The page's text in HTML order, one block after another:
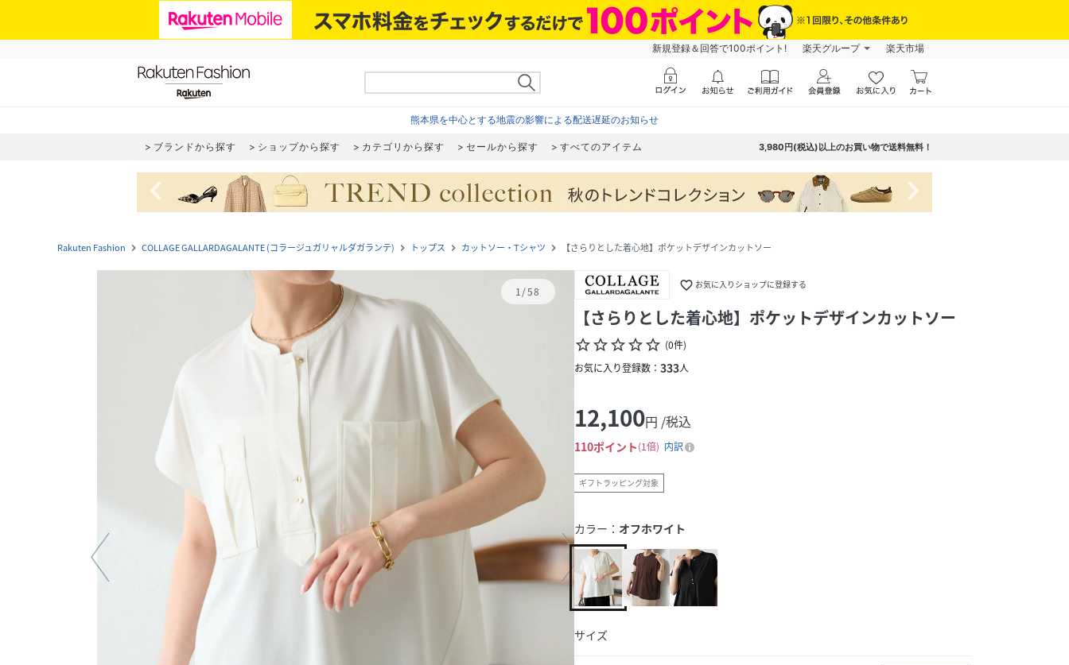
新規登録＆回答で100ポイント! 楽天グループ 楽天市場
熊本県を中心とする地震の影響による配送遅延のお知らせ
ブランドから探す ショップから探す カテゴリから探す セールから探す すべてのアイテム 3,980円(税込)以上のお買い物で送料無料！
navigate_before navigate_next
Rakuten Fashion navigate_next COLLAGE GALLARDAGALANTE (コラージュガリャルダガランテ) navigate_next トップス navigate_next カットソー・Tシャツ navigate_next 【さらりとした着心地】ポケットデザインカットソー
1/58 favorite_border お気に入りショップに登録する
【さらりとした着心地】ポケットデザインカットソー
star_borderstar_borderstar_borderstar_borderstar_border (0件)
お気に入り登録数： 333人
12,100円 /税込
110ポイント 1倍 内訳
ギフトラッピング対象
カラー： オフホワイト
サイズ